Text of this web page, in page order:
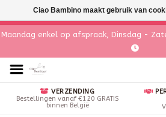
Maandag enkel op afspraak, Dinsdag -
VERZENDING
Bestellingen vanaf €120 GRATIS
binnen België
Ciao Bambino maakt gebruik van